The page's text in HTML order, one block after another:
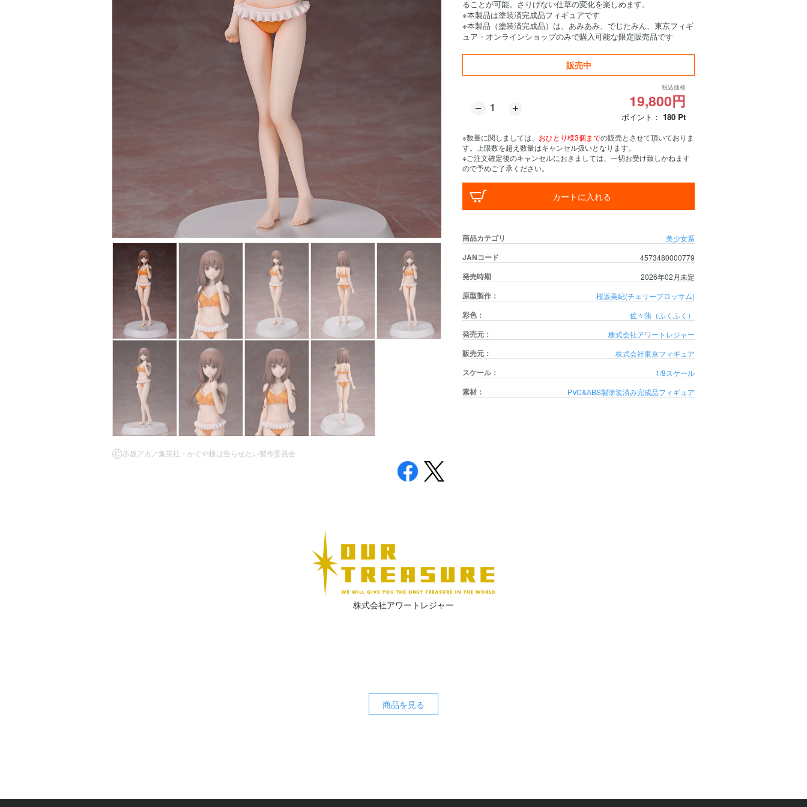
Ⓒ赤坂アカ／集英社・かぐや様は告らせたい製作委員会
ることが可能。さりげない仕草の変化を楽しめます。
※本製品は塗装済完成品フィギュアです
※本製品（塗装済完成品）は、あみあみ、でじたみん、東京フィギ
ュア・オンラインショップのみで購入可能な限定販売品です
販売中
税込価格
19,800円
ポイント： 180 Pt
※数量に関しましては、 おひとり様3個までの販売とさせて頂いておりま
す。上限数を超え数量はキャンセル扱いとなります。
※ご注文確定後のキャンセルにおきましては、一切お受け致しかねます
ので予めご了承ください。
カートに入れる
商品カテゴリ 美少女系
JANコード 4573480000779
発売時期 2026年02月未定
原型製作： 桜坂美紀(チェリーブロッサム)
彩色： 佐々蒲（ふくふく）
発売元： 株式会社アワートレジャー
販売元： 株式会社東京フィギュア
スケール： 1/8スケール
素材： PVC&ABS製塗装済み完成品フィギュア
株式会社アワートレジャー
商品を見る